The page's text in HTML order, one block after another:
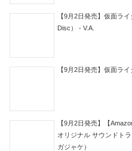
【9月2日発売】仮面ラ
Disc） - V.A.
【9月2日発売】仮面ラ
【9月2日発売】【
オリジナル サウンドト
ガジャケ）